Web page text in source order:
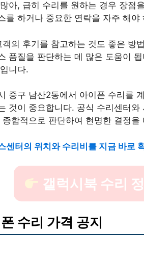
아, 급히 수리를 원하는 경우 장점
를 하거나 중요한 연락을 자주 해야
의 후기를 참고하는 것도 좋은 방
품질을 판단하는 데 많은 도움이
니다.
중구 남산2동에서 아이폰 수리를
것이 중요합니다. 공식 수리센터
합적으로 판단하여 현명한 결정을
센터의 위치와 수리비를 지금 바로
갤럭시북 수리
수리 가격 공지